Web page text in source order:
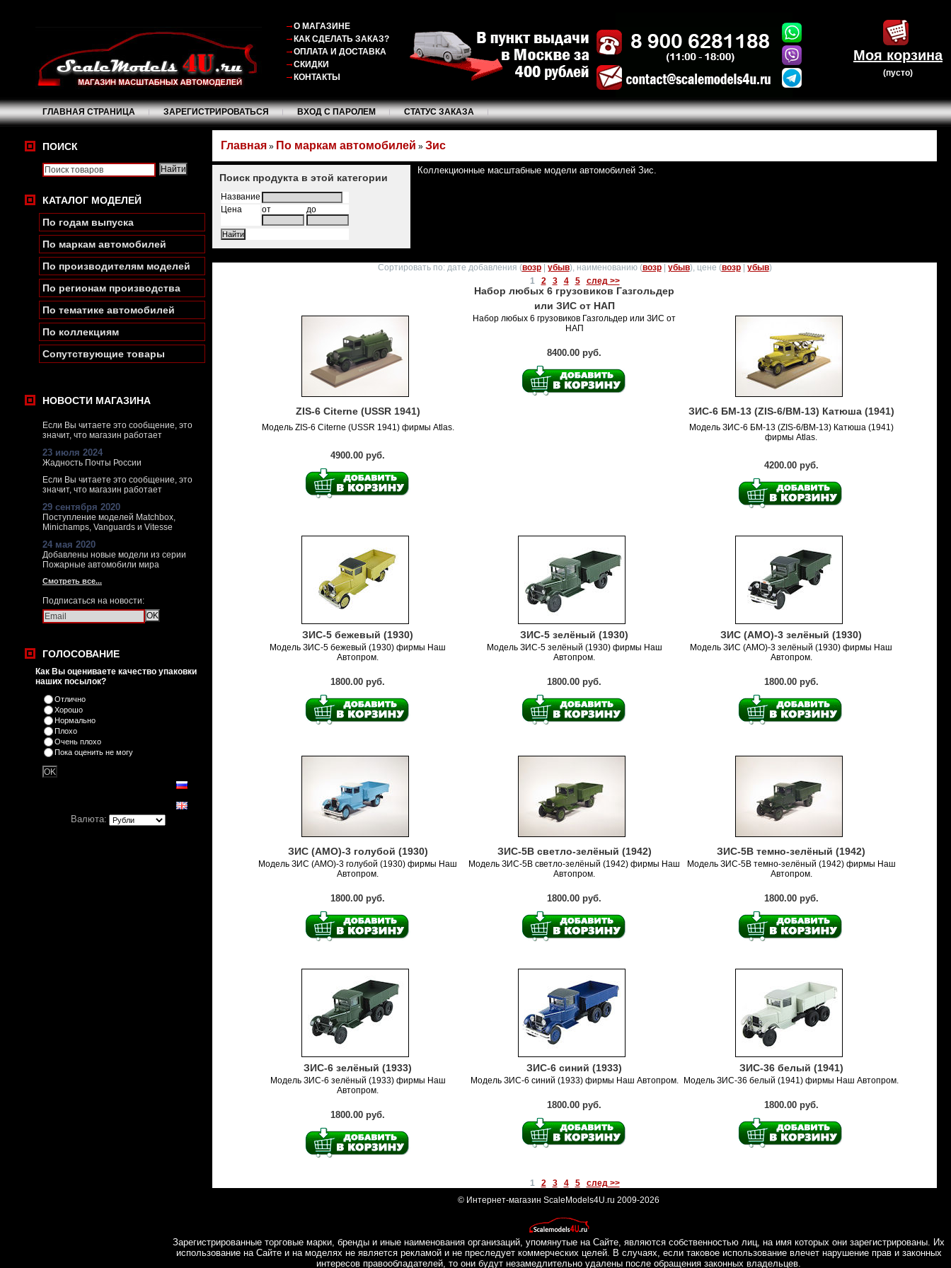
О МАГАЗИНЕ
КАК СДЕЛАТЬ ЗАКАЗ?
ОПЛАТА И ДОСТАВКА
СКИДКИ
КОНТАКТЫ
Моя корзина
(пусто)
ГЛАВНАЯ СТРАНИЦА ЗАРЕГИСТРИРОВАТЬСЯ ВХОД С ПАРОЛЕМ СТАТУС ЗАКАЗА
ПОИСК
КАТАЛОГ МОДЕЛЕЙ
По годам выпуска
По маркам автомобилей
По производителям моделей
По регионам производства
По тематике автомобилей
По коллекциям
Сопутствующие товары
НОВОСТИ МАГАЗИНА
Если Вы читаете это сообщение, это
значит, что магазин работает
23 июля 2024
Жадность Почты России
Если Вы читаете это сообщение, это
значит, что магазин работает
29 сентября 2020
Поступление моделей Matchbox,
Minichamps, Vanguards и Vitesse
24 мая 2020
Добавлены новые модели из серии
Пожарные автомобили мира
Смотреть все...
Подписаться на новости:
ГОЛОСОВАНИЕ
Как Вы оцениваете качество упаковки
наших посылок?
Отлично
Хорошо
Нормально
Плохо
Очень плохо
Пока оценить не могу
Валюта:
Главная » По маркам автомобилей » Зис
Поиск продукта в этой категории
Название
Цена
от до
Коллекционные масштабные модели автомобилей Зис.
Сортировать по: дате добавления (возр| убыв), наименованию (возр| убыв), цене (возр| убыв)
1
2 3 4 5 след >>
ZIS-6 Citerne (USSR 1941)
Модель ZIS-6 Citerne (USSR 1941) фирмы Atlas.
4900.00 руб.
Набор любых 6 грузовиков Газгольдер
или ЗИС от НАП
Набор любых 6 грузовиков Газгольдер или ЗИС от
НАП
8400.00 руб.
ЗИС-6 БМ-13 (ZIS-6/BM-13) Катюша (1941)
Модель ЗИС-6 БМ-13 (ZIS-6/BM-13) Катюша (1941)
фирмы Atlas.
4200.00 руб.
ЗИС-5 бежевый (1930)
Модель ЗИС-5 бежевый (1930) фирмы Наш
Автопром.
1800.00 руб.
ЗИС-5 зелёный (1930)
Модель ЗИС-5 зелёный (1930) фирмы Наш
Автопром.
1800.00 руб.
ЗИС (АМО)-3 зелёный (1930)
Модель ЗИС (АМО)-3 зелёный (1930) фирмы Наш
Автопром.
1800.00 руб.
ЗИС (АМО)-3 голубой (1930)
Модель ЗИС (АМО)-3 голубой (1930) фирмы Наш
Автопром.
1800.00 руб.
ЗИС-5В светло-зелёный (1942)
Модель ЗИС-5В светло-зелёный (1942) фирмы Наш
Автопром.
1800.00 руб.
ЗИС-5В темно-зелёный (1942)
Модель ЗИС-5В темно-зелёный (1942) фирмы Наш
Автопром.
1800.00 руб.
ЗИС-6 зелёный (1933)
Модель ЗИС-6 зелёный (1933) фирмы Наш
Автопром.
1800.00 руб.
ЗИС-6 синий (1933)
Модель ЗИС-6 синий (1933) фирмы Наш Автопром.
1800.00 руб.
ЗИС-36 белый (1941)
Модель ЗИС-36 белый (1941) фирмы Наш Автопром.
1800.00 руб.
1 2 3 4 5
след >>
© Интернет-магазин ScaleModels4U.ru 2009-2026
Зарегистрированные торговые марки, бренды и иные наименования организаций, упомянутые на Сайте, являются собственностью лиц, на имя которых они зарегистрированы. Их
использование на Cайте и на моделях не является рекламой и не преследует коммерческих целей. В случаях, если таковое использование влечет нарушение прав и законных
интересов правообладателей, то они будут незамедлительно удалены после обращения законных владельцев.